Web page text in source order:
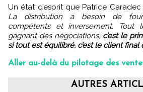
Un état d’esprit que Patrice Caradec
La distribution a besoin de
compétents et inversement. Tout
gagnant des négociations, c’est le
si tout est équilibré, c’est le client final
Aller au-delà du pilotage des
AUTRES